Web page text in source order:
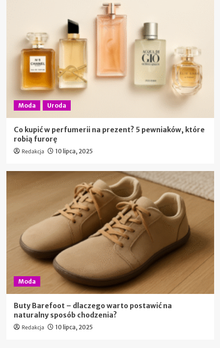
Moda Uroda
Co kupić w perfumerii na prezent? 5 pewniaków, które
robią furorę
Redakcja 10 lipca, 2025
Moda
Buty Barefoot – dlaczego warto postawić na
naturalny sposób chodzenia?
Redakcja 10 lipca, 2025